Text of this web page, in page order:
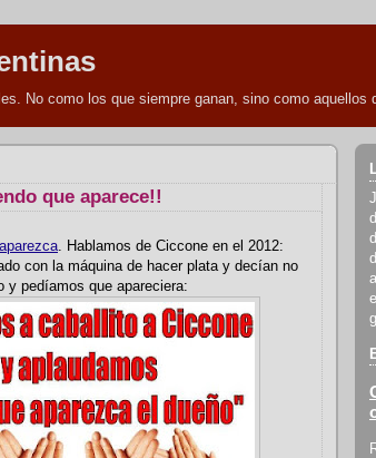
No como los que siempre ganan, sino como aquellos
que aparece!!
. Hablamos de Ciccone en el 2012:
con la máquina de hacer plata y decían no
y pedíamos que apareciera: